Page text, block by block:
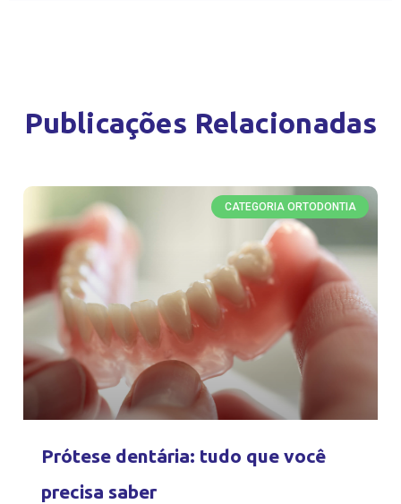
Publicações Relacionadas
CATEGORIA ORTODONTIA
Prótese dentária: tudo que você
precisa saber